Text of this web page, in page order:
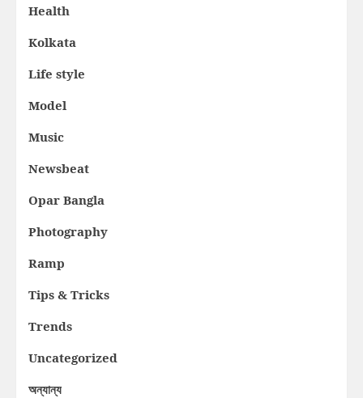
Health
Kolkata
Life style
Model
Music
Newsbeat
Opar Bangla
Photography
Ramp
Tips & Tricks
Trends
Uncategorized
অন্যান্য